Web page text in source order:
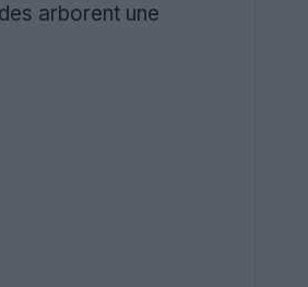
arborent une